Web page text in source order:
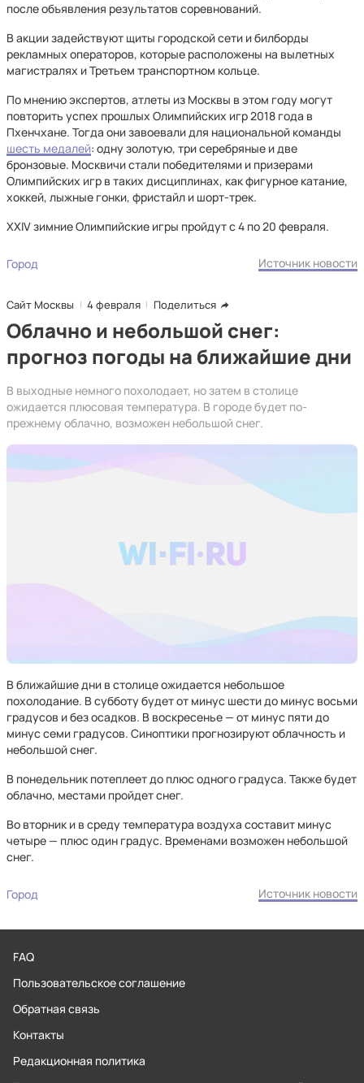
после объявления результатов соревнований.
В акции задействуют щиты городской сети и билборды
рекламных операторов, которые расположены на вылетных
магистралях и Третьем транспортном кольце.
По мнению экспертов, атлеты из Москвы в этом году могут
повторить успех прошлых Олимпийских игр 2018 года в
Пхенчхане. Тогда они завоевали для национальной команды
шесть медалей: одну золотую, три серебряные и две
бронзовые. Москвичи стали победителями и призерами
Олимпийских игр в таких дисциплинах, как фигурное катание,
хоккей, лыжные гонки, фристайл и шорт-трек.
XXIV зимние Олимпийские игры пройдут с 4 по 20 февраля.
Город Источник новости
Сайт Москвы 4 февраля Поделиться
Облачно и небольшой снег:
прогноз погоды на ближайшие дни
В выходные немного похолодает, но затем в столице
ожидается плюсовая температура. В городе будет по-
прежнему облачно, возможен небольшой снег.
В ближайшие дни в столице ожидается небольшое
похолодание. В субботу будет от минус шести до минус восьми
градусов и без осадков. В воскресенье — от минус пяти до
минус семи градусов. Синоптики прогнозируют облачность и
небольшой снег.
В понедельник потеплеет до плюс одного градуса. Также будет
облачно, местами пройдет снег.
Во вторник и в среду температура воздуха составит минус
четыре — плюс один градус. Временами возможен небольшой
снег.
Город Источник новости
FAQ
Пользовательское соглашение
Обратная связь
Контакты
Редакционная политика